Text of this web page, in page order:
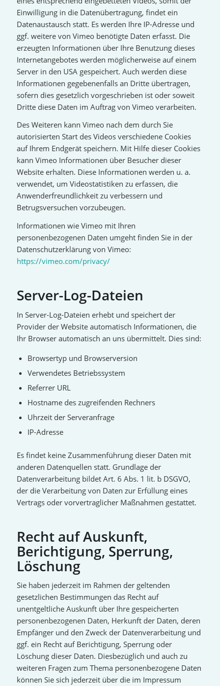
Einwilligung in die Datenübertragung, findet ein
Datenaustausch statt. Es werden Ihre IP-Adresse und
ggf. weitere von Vimeo benötigte Daten erfasst. Die
erzeugten Informationen über Ihre Benutzung dieses
Internetangebotes werden möglicherweise auf einem
Server in den USA gespeichert. Auch werden diese
Informationen gegebenenfalls an Dritte übertragen,
sofern dies gesetzlich vorgeschrieben ist oder soweit
Dritte diese Daten im Auftrag von Vimeo verarbeiten.
Des Weiteren kann Vimeo nach dem durch Sie
autorisierten Start des Videos verschiedene Cookies
auf Ihrem Endgerät speichern. Mit Hilfe dieser Cookies
kann Vimeo Informationen über Besucher dieser
Website erhalten. Diese Informationen werden u. a.
verwendet, um Videostatistiken zu erfassen, die
Anwenderfreundlichkeit zu verbessern und
Betrugsversuchen vorzubeugen.
Informationen wie Vimeo mit Ihren
personenbezogenen Daten umgeht finden Sie in der
Datenschutzerklärung von Vimeo:
https://vimeo.com/privacy/
Server-Log-Dateien
In Server-Log-Dateien erhebt und speichert der
Provider der Website automatisch Informationen, die
Ihr Browser automatisch an uns übermittelt. Dies sind:
Browsertyp und Browserversion
Verwendetes Betriebssystem
Referrer URL
Hostname des zugreifenden Rechners
Uhrzeit der Serveranfrage
IP-Adresse
Es findet keine Zusammenführung dieser Daten mit
anderen Datenquellen statt. Grundlage der
Datenverarbeitung bildet Art. 6 Abs. 1 lit. b DSGVO,
der die Verarbeitung von Daten zur Erfüllung eines
Vertrags oder vorvertraglicher Maßnahmen gestattet.
Recht auf Auskunft,
Berichtigung, Sperrung,
Löschung
Sie haben jederzeit im Rahmen der geltenden
gesetzlichen Bestimmungen das Recht auf
unentgeltliche Auskunft über Ihre gespeicherten
personenbezogenen Daten, Herkunft der Daten, deren
Empfänger und den Zweck der Datenverarbeitung und
ggf. ein Recht auf Berichtigung, Sperrung oder
Löschung dieser Daten. Diesbezüglich und auch zu
weiteren Fragen zum Thema personenbezogene Daten
können Sie sich jederzeit über die im Impressum